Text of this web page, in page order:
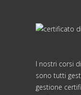
I nostri corsi
sono tutti
gestione